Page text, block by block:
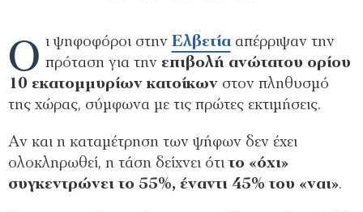
Ο ι ψηφοφόροι στην Ελβετίααπέρριψαν την
πρόταση για την επιβολή ανώτατου ορίου
10 εκατομμυρίων κατοίκων στον πληθυσμό
της χώρας, σύμφωνα με τις πρώτες εκτιμήσεις.
Αν και η καταμέτρηση των ψήφων δεν έχει
ολοκληρωθεί, η τάση δείχνει ότιτο «όχι»
συγκεντρώνει το 55%, έναντι 45% του «ναι».